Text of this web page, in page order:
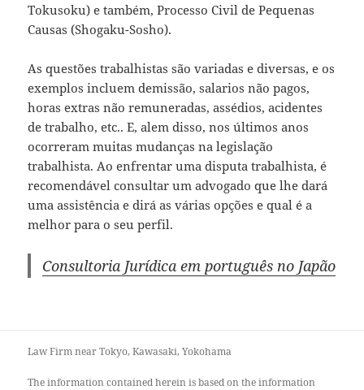
Tokusoku) e também, Processo Civil de Pequenas
Causas (Shogaku-Sosho).
As questões trabalhistas são variadas e diversas, e os
exemplos incluem demissão, salarios não pagos,
horas extras não remuneradas, assédios, acidentes
de trabalho, etc.. E, alem disso, nos últimos anos
ocorreram muitas mudanças na legislação
trabalhista. Ao enfrentar uma disputa trabalhista, é
recomendável consultar um advogado que lhe dará
uma assistência e dirá as várias opções e qual é a
melhor para o seu perfil.
Consultoria Jurídica em português no Japão
Law Firm near Tokyo, Kawasaki, Yokohama
The information contained herein is based on the information